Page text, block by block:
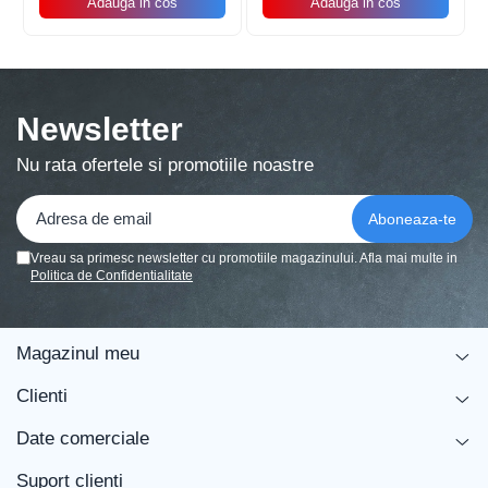
Poate fi umflat cu aer sau heliu.
expunerea directa la soare, aer condiționat, ger sau
alte condiții extreme.
Alege baloanele pentru a transforma orice eveniment într-o
experiența speciala, plina de culoare și eleganța!
Newsletter
Nu rata ofertele si promotiile noastre
Vreau sa primesc newsletter cu promotiile magazinului. Afla mai multe in
Politica de Confidentialitate
Magazinul meu
Clienti
Date comerciale
Suport clienti